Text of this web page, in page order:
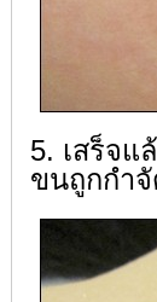
5. เสร็จแ
ขนถูกกำจั